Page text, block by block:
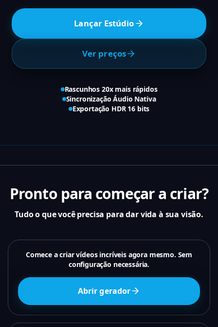
Lançar Estúdio
Ver preços
Rascunhos 20x mais rápidos
Sincronização Áudio Nativa
Exportação HDR 16 bits
Pronto para começar a criar?
Tudo o que você precisa para dar vida à sua visão.
Comece a criar vídeos incríveis agora mesmo. Sem
configuração necessária.
Abrir gerador